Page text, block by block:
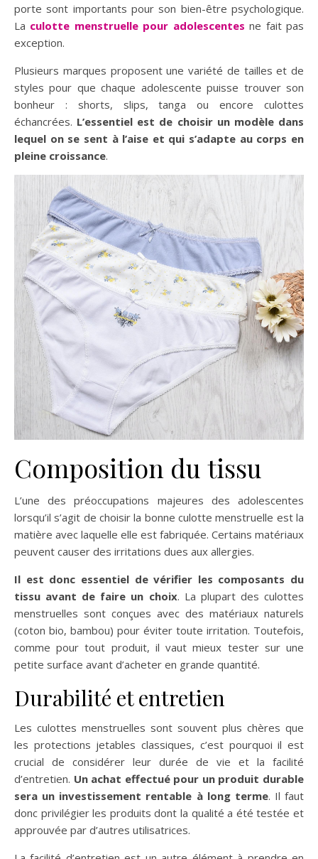
porte sont importants pour son bien-être psychologique.
La culotte menstruelle pour adolescentes ne fait pas
exception.
Plusieurs marques proposent une variété de tailles et de
styles pour que chaque adolescente puisse trouver son
bonheur : shorts, slips, tanga ou encore culottes
échancrées. L’essentiel est de choisir un modèle dans
lequel on se sent à l’aise et qui s’adapte au corps en
pleine croissance.
Composition du tissu
L’une des préoccupations majeures des adolescentes
lorsqu’il s’agit de choisir la bonne culotte menstruelle est la
matière avec laquelle elle est fabriquée. Certains matériaux
peuvent causer des irritations dues aux allergies.
Il est donc essentiel de vérifier les composants du
tissu avant de faire un choix. La plupart des culottes
menstruelles sont conçues avec des matériaux naturels
(coton bio, bambou) pour éviter toute irritation. Toutefois,
comme pour tout produit, il vaut mieux tester sur une
petite surface avant d’acheter en grande quantité.
Durabilité et entretien
Les culottes menstruelles sont souvent plus chères que
les protections jetables classiques, c’est pourquoi il est
crucial de considérer leur durée de vie et la facilité
d’entretien. Un achat effectué pour un produit durable
sera un investissement rentable à long terme. Il faut
donc privilégier les produits dont la qualité a été testée et
approuvée par d’autres utilisatrices.